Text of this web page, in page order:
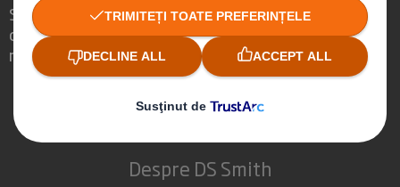
Suntem diferiți pentru că vedem
oportunitatea ca ambalajele să joace un
rol puternic în lumea din jurul nostru.
Despre DS Smith